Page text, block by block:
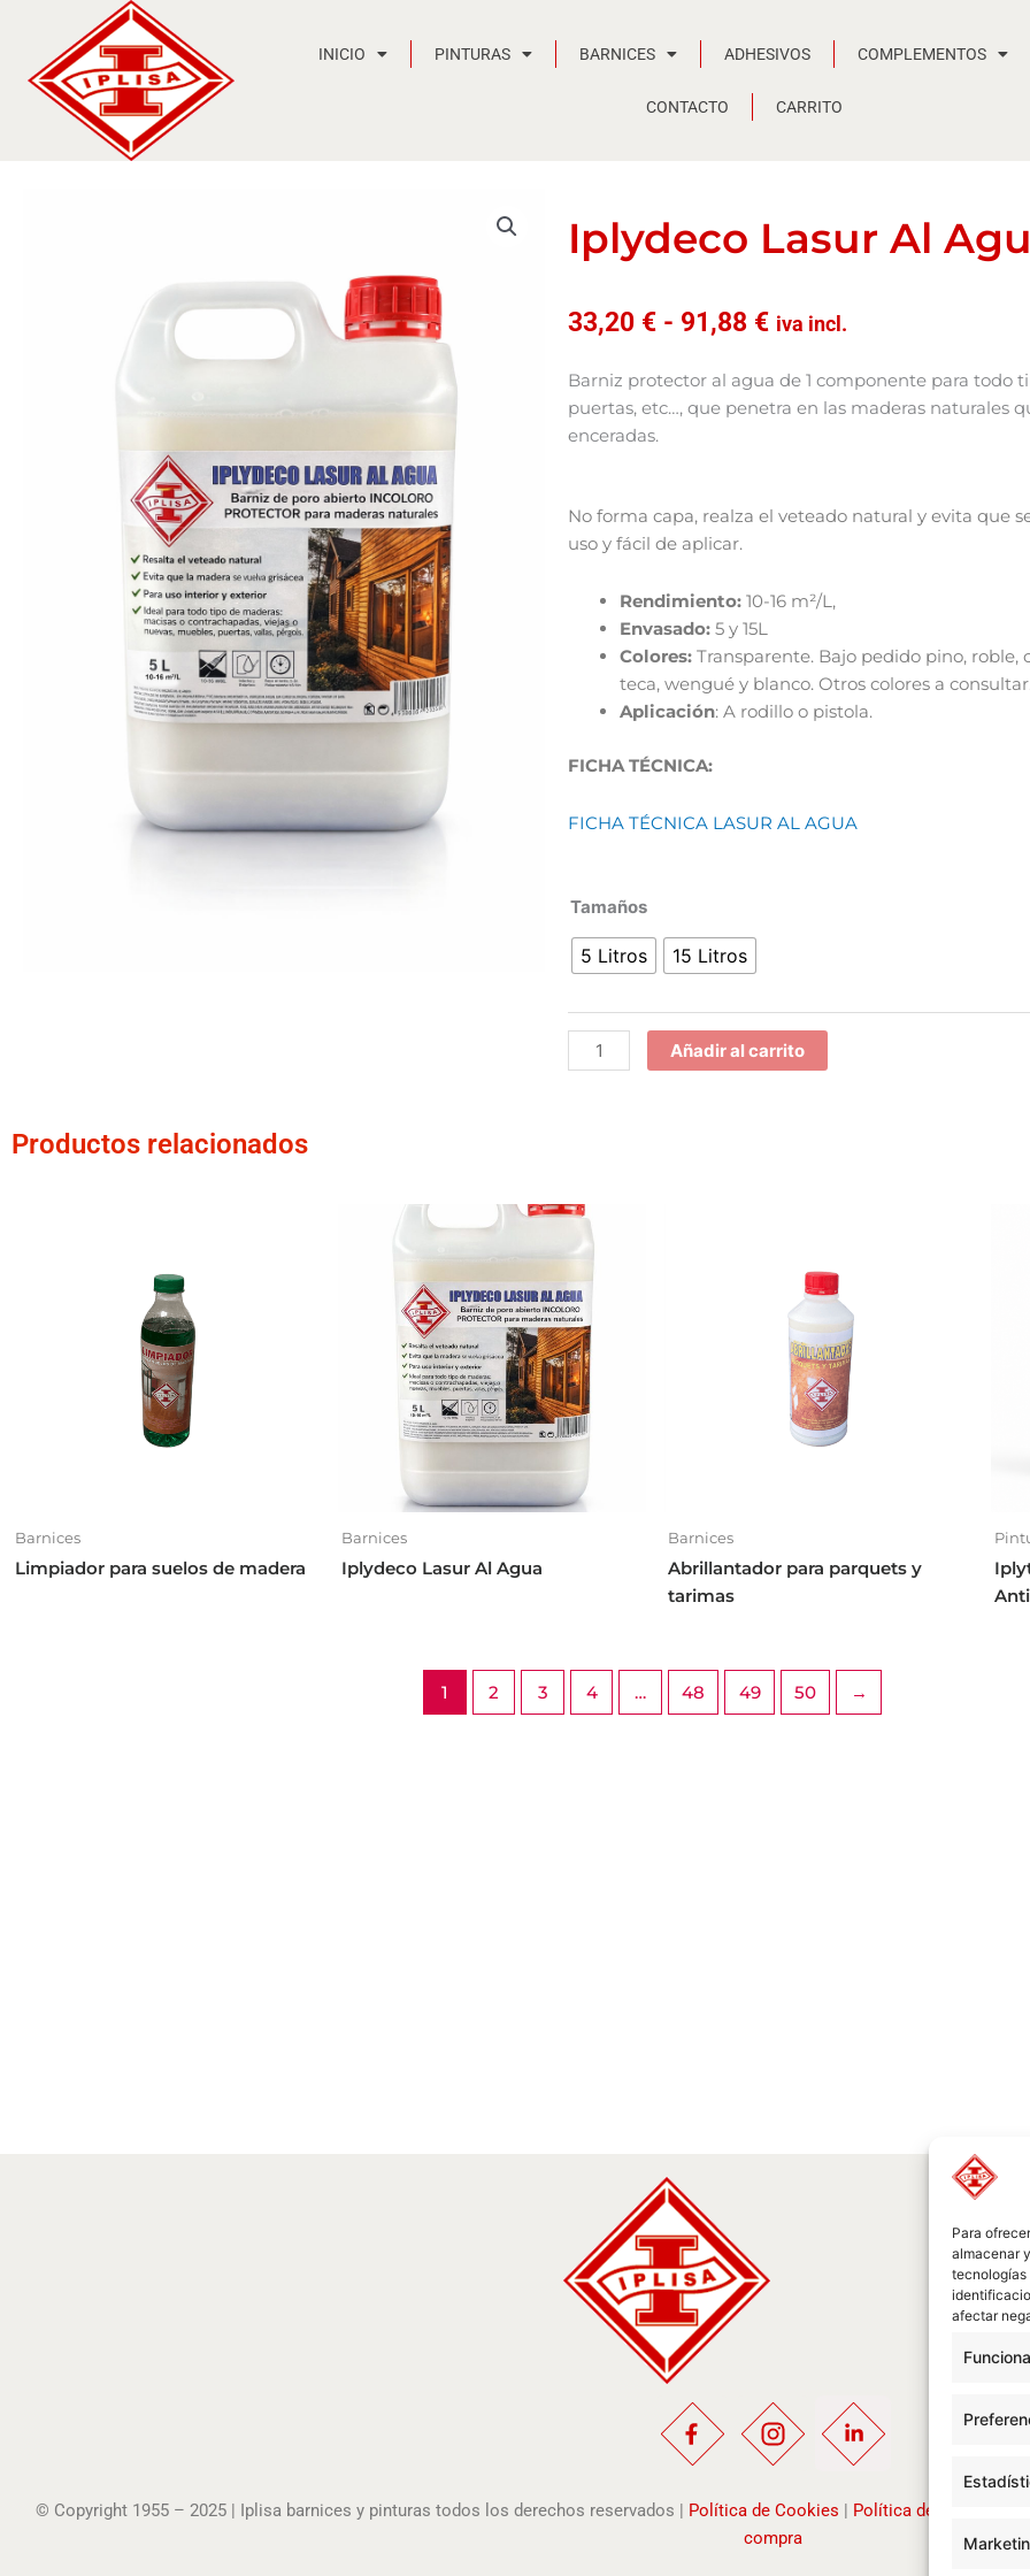
Para
almacenar
tecnologías
afectar
contenido
INICIO PINTURAS BARNICES ADHESIVOS COMPLEMENTOS
CONTACTO CARRITO
Iplydeco Lasur Al
33,20 € - 91,88 €Rango
precios:
desde
iva incl.
Barniz protector al agua de 1 componente para todo
puertas, etc…, que penetra en las maderas naturales
enceradas.
No forma capa, realza el veteado natural y evita que
uso y fácil de aplicar.
Rendimiento: 10-16 m²/L,
Envasado: 5 y 15L
Colores: Transparente. Bajo pedido pino, roble,
teca, wengué y blanco. Otros colores a
Aplicación: A rodillo o pistola.
FICHA TÉCNICA:
FICHA TÉCNICA LASUR AL AGUA
Tamaños
5 Litros 15 Litros
Iplydeco
Al
cantidad
Añadir al carrito
Productos relacionados
Barnices
Limpiador para suelos de madera
Barnices
Iplydeco Lasur Al Agua
Barnices
Abrillantador para parquets y
tarimas
1 2 3 4 … 48 49 50 →
© Copyright 1955 – 2025 | Iplisa barnices y pinturas todos los derechos reservados | Política de Cookies | Política de Privacidad
compra